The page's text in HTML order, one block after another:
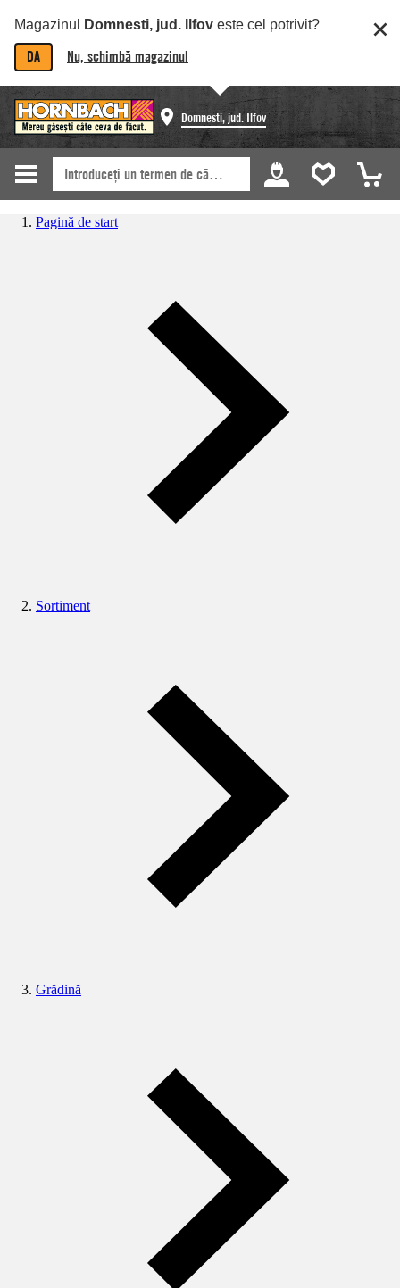
Magazinul Domnesti, jud. Ilfov este cel potrivit?
DA Nu, schimbă magazinul
Domnesti, jud. Ilfov
Pagină de start
Sortiment
Grădină